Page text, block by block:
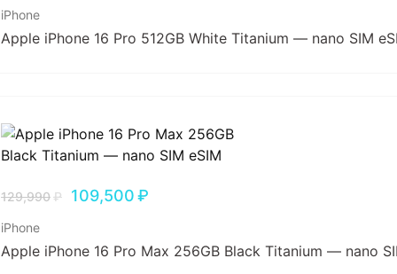
iPhone
Apple iPhone 16 Pro 512GB White Titanium — nano SIM
129,990₽ 109,500₽
iPhone
Apple iPhone 16 Pro Max 256GB Black Titanium — nano